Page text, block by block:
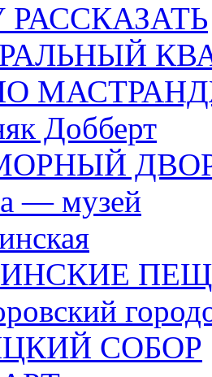
РАССКАЗАТЬ
Добберт
— музей
СОБОР